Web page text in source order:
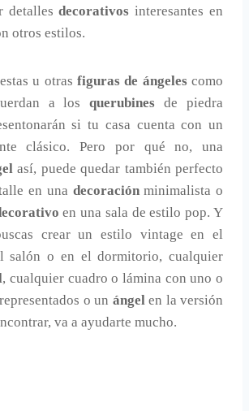
detallesdecorativos interesantes en
otros estilos.
u otras figuras de ángelescomo
a losquerubines de piedra
si tu casa cuenta con un
clásico. Pero por qué no, una
así, puede quedar también perfecto
en una decoraciónminimalista o
en una sala de estilo pop. Y
crear un estilo vintage en el
salón o en el dormitorio, cualquier
, cualquier cuadro o lámina con uno o
o un ángelen la versión
va a ayudarte mucho.